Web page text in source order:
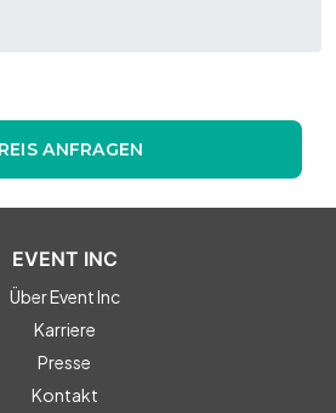
ANFRAGEN
EVENT INC
Über Event Inc
Karriere
Presse
Kontakt